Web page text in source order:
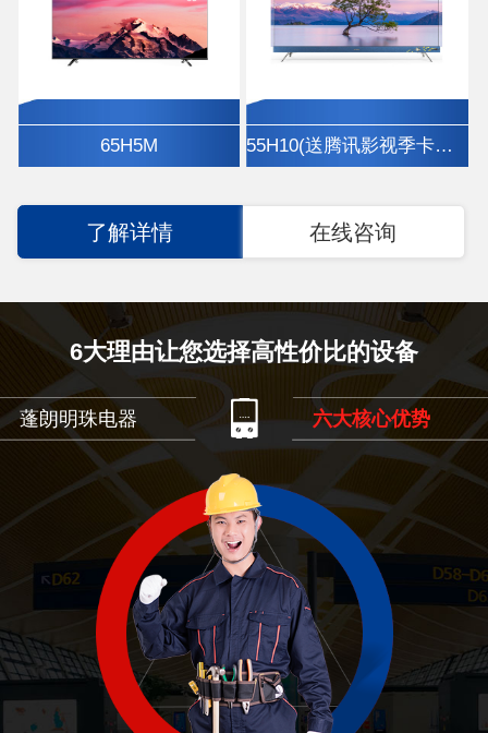
65H5M 55H10(送腾讯影视季卡、挂架)
了解详情 在线咨询
6大理由让您选择高性价比的设备
蓬朗明珠电器 六大核心优势